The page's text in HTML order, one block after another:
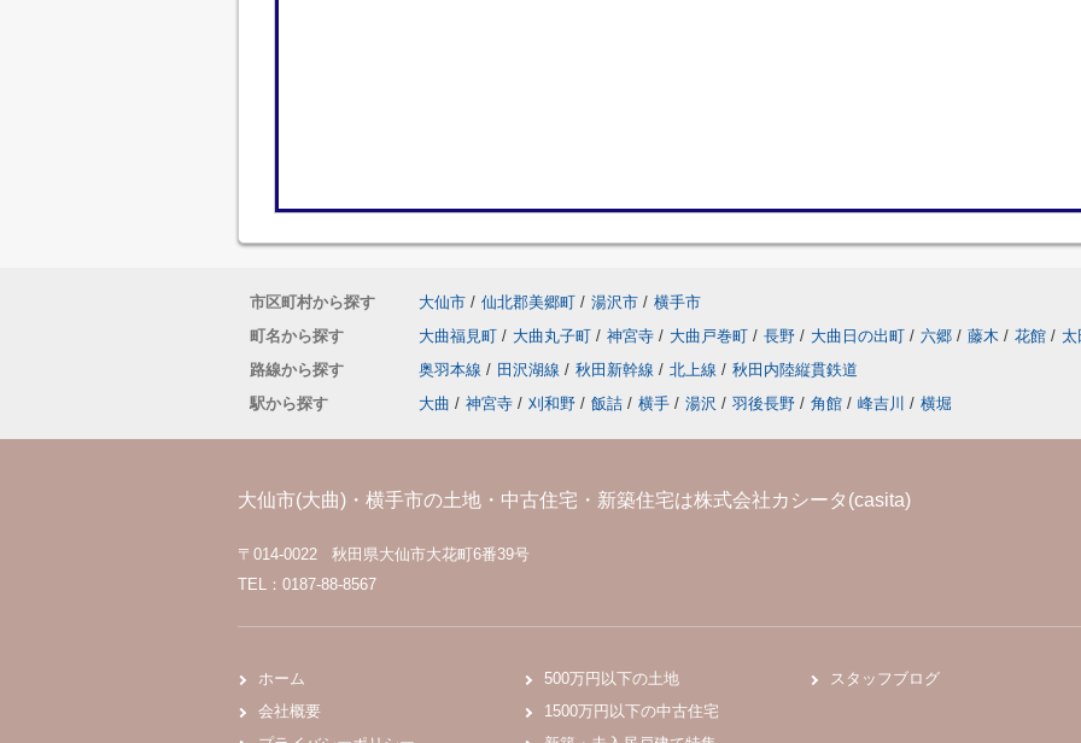
市区町村から探す 大仙市 / 仙北郡美郷町 / 湯沢市 / 横手市
町名から探す
大曲福見町 / 大曲丸子町 / 神宮寺 / 大曲戸巻町 / 長野 / 大曲日の出町 / 六郷 / 藤木 / 花館 / 太
路線から探す
奥羽本線 / 田沢湖線 / 秋田新幹線 / 北上線 / 秋田内陸縦貫鉄道
駅から探す
大曲 / 神宮寺 / 刈和野 / 飯詰 / 横手 / 湯沢 / 羽後長野 / 角館 / 峰吉川 / 横堀
大仙市(大曲)・横手市の土地・中古住宅・新築住宅は株式会社カシータ(casita)
〒014-0022 秋田県大仙市大花町6番39号
TEL：0187-88-8567
ホーム
会社概要
500万円以下の土地
1500万円以下の中古住宅
スタッフブログ